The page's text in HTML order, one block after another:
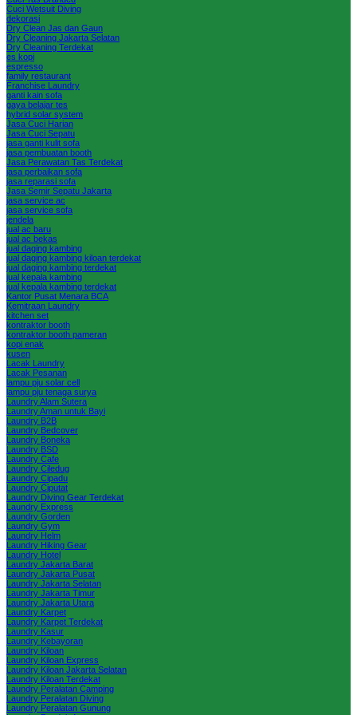
Cuci Wetsuit Diving
dekorasi
Dry Clean Jas dan Gaun
Dry Cleaning Jakarta Selatan
Dry Cleaning Terdekat
es kopi
espresso
family restaurant
Franchise Laundry
ganti kain sofa
gaya belajar tes
hybrid solar system
Jasa Cuci Harian
Jasa Cuci Sepatu
jasa ganti kulit sofa
jasa pembuatan booth
Jasa Perawatan Tas Terdekat
jasa perbaikan sofa
jasa reparasi sofa
Jasa Semir Sepatu Jakarta
jasa service ac
jasa service sofa
jendela
jual ac baru
jual ac bekas
jual daging kambing
jual daging kambing kiloan terdekat
jual daging kambing terdekat
jual kepala kambing
jual kepala kambing terdekat
Kantor Pusat Menara BCA
Kemitraan Laundry
kitchen set
kontraktor booth
kontraktor booth pameran
kopi enak
kusen
Lacak Laundry
Lacak Pesanan
lampu pju solar cell
lampu pju tenaga surya
Laundry Alam Sutera
Laundry Aman untuk Bayi
Laundry B2B
Laundry Bedcover
Laundry Boneka
Laundry BSD
Laundry Cafe
Laundry Ciledug
Laundry Cipadu
Laundry Ciputat
Laundry Diving Gear Terdekat
Laundry Express
Laundry Gorden
Laundry Gym
Laundry Helm
Laundry Hiking Gear
Laundry Hotel
Laundry Jakarta Barat
Laundry Jakarta Pusat
Laundry Jakarta Selatan
Laundry Jakarta Timur
Laundry Jakarta Utara
Laundry Karpet
Laundry Karpet Terdekat
Laundry Kasur
Laundry Kebayoran
Laundry Kiloan
Laundry Kiloan Express
Laundry Kiloan Jakarta Selatan
Laundry Kiloan Terdekat
Laundry Peralatan Camping
Laundry Peralatan Diving
Laundry Peralatan Gunung